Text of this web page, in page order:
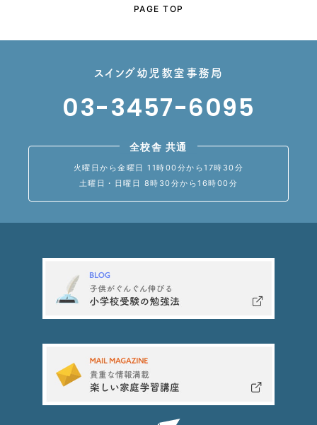
PAGE TOP
スイング幼児教室事務局
03-3457-6095
全校舎 共通
火曜日から金曜日 11時00分から17時30分
土曜日・日曜日 8時30分から16時00分